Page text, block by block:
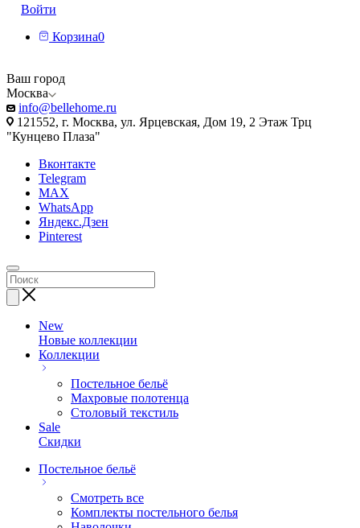
Войти
Корзина0
Ваш город
Москва
info@bellehome.ru
121552, г. Москва, ул. Ярцевская, Дом 19, 2 Этаж Трц
"Кунцево Плаза"
Вконтакте
Telegram
MAX
WhatsApp
Яндекс.Дзен
Pinterest
New
Новые коллекции
Коллекции
Постельное бельё
Махровые полотенца
Столовый текстиль
Sale
Скидки
Постельное бельё
Смотреть все
Комплекты постельного белья